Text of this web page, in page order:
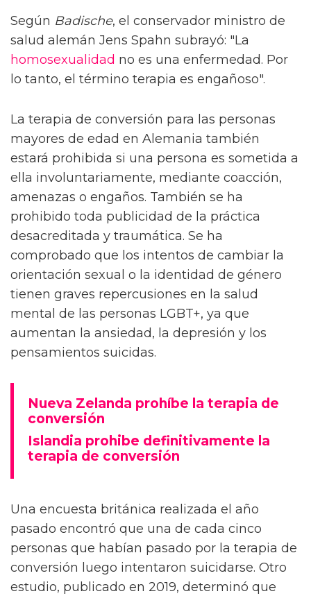
Según Badische, el conservador ministro de
salud alemán Jens Spahn subrayó: "La
homosexualidad no es una enfermedad. Por
lo tanto, el término terapia es engañoso".
La terapia de conversión para las personas
mayores de edad en Alemania también
estará prohibida si una persona es sometida a
ella involuntariamente, mediante coacción,
amenazas o engaños. También se ha
prohibido toda publicidad de la práctica
desacreditada y traumática. Se ha
comprobado que los intentos de cambiar la
orientación sexual o la identidad de género
tienen graves repercusiones en la salud
mental de las personas LGBT+, ya que
aumentan la ansiedad, la depresión y los
pensamientos suicidas.
Nueva Zelanda prohíbe la terapia de
conversión
Islandia prohibe definitivamente la
terapia de conversión
Una encuesta británica realizada el año
pasado encontró que una de cada cinco
personas que habían pasado por la terapia de
conversión luego intentaron suicidarse. Otro
estudio, publicado en 2019, determinó que